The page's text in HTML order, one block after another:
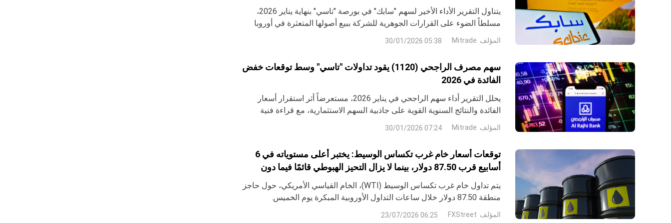
يتناول التقرير الأداء الأخير لسهم "سابك" في بورصة "تاسي" بنهاية يناير 2026،
مسلطاً الضوء على القرارات الجوهرية للشركة ببيع أصولها المتعثرة في أوروبا
والأمريكيتين لتجنب خسائر مستقبلية بمليارات الدولارات. كما يقدم التقرير تحليلاً
فنياً شاملاً يظهر بوادر انعكاس إيجابي للسهم بعد اختراق مستويات مقاومة مفصلية،
المؤلف Mitrade
05:38 30/01/2026
سهم مصرف الراجحي (1120) يقود تداولات "تاسي" وسط توقعات خفض
الفائدة في 2026
يحلل التقرير أداء سهم الراجحي في يناير 2026، مستعرضاً أثر استقرار أسعار
الفائدة والنتائج السنوية القوية على جاذبية السهم الاستثمارية، مع قراءة فنية
لمستويات الدعم والمقاومة واستراتيجيات التداول المقترحة.
المؤلف Mitrade
07:24 30/01/2026
توقعات أسعار خام غرب تكساس الوسيط: يختبر أعلى مستوياته في 6
أسابيع قرب 87.50 دولار، بينما لا يزال التحيز الهبوطي قائمًا فيما دون
متوسط 100 يوم المتحرك SMA
يتم تداول خام غرب تكساس الوسيط (WTI)، الخام القياسي الأمريكي، حول حاجز
منطقة 87.50 دولار خلال ساعات التداول الأوروبية المبكرة يوم الخميس.
المؤلف FXStreet
06:25 23/07/2026